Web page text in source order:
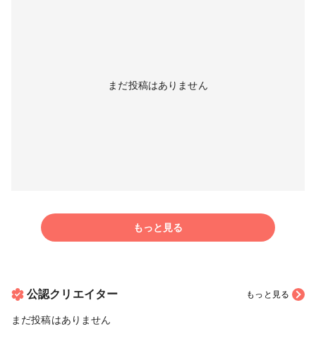
まだ投稿はありません
もっと見る
公認クリエイター もっと見る
まだ投稿はありません